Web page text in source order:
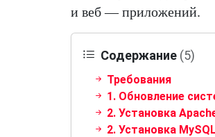
и веб — приложений.
Содержание (5)
Требования
1. Обновление
2. Установка
2. Установка